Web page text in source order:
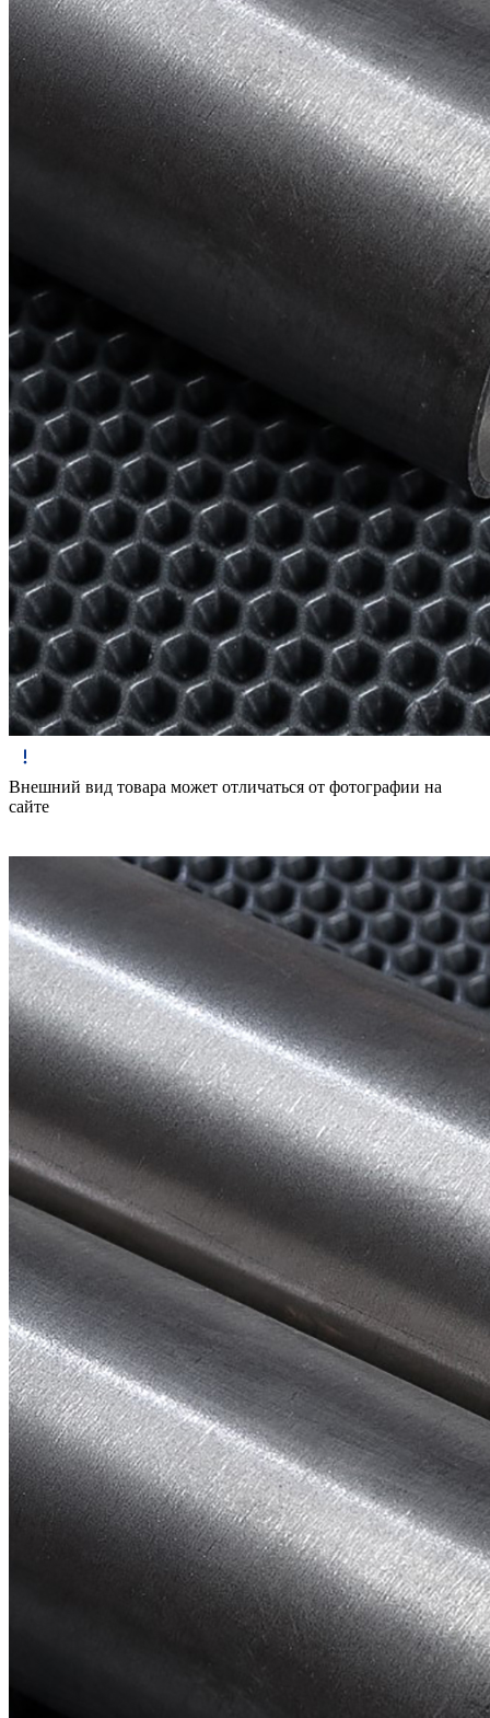
Внешний вид товара может отличаться от фотографии на
сайте